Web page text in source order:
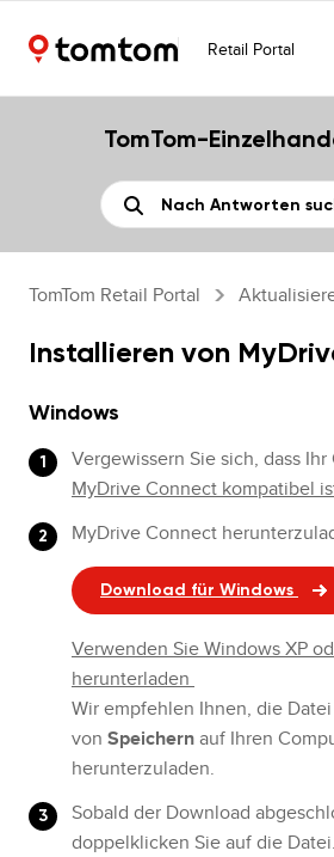
Retail Portal
TomTom-
TomTom Retail Portal
Installieren von
Windows
Vergewissern Sie sich, dass
MyDrive Connect kompatibel
MyDrive Connect
Download für Windows
Verwenden Sie Windows XP
herunterladen
Wir empfehlen Ihnen, die
von Speichernauf Ihren
herunterzuladen.
Sobald der Download
doppelklicken Sie auf die Datei.